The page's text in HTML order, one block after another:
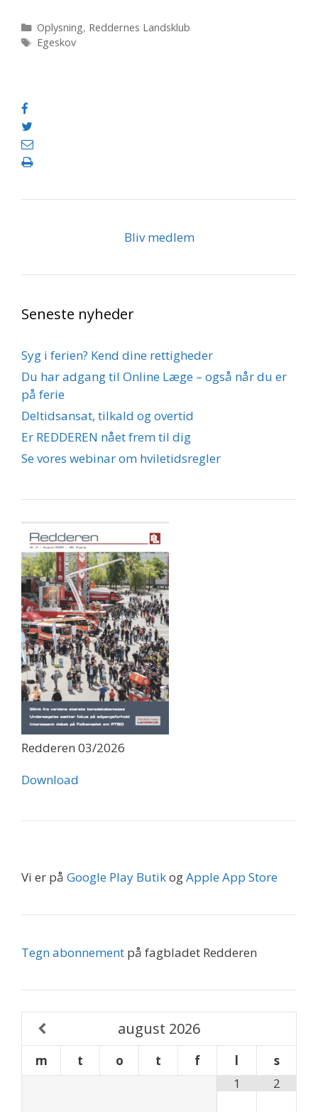
på
Egeskov
Kategorier
Oplysning, Reddernes Landsklub
Tags
Egeskov
Bliv medlem
Seneste nyheder
Syg i ferien? Kend dine rettigheder
Du har adgang til Online Læge – også når du er
på ferie
Deltidsansat, tilkald og overtid
Er REDDEREN nået frem til dig
Se vores webinar om hviletidsregler
Redderen 03/2026
Download
Vi er på Google Play ButikogApple App Store
Tegn abonnement på fagbladet Redderen
august 2026
m t o t f l
s
1
2